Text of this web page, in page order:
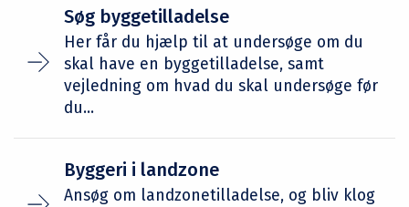
Søg byggetilladelse
Her får du hjælp til at undersøge om du
skal have en byggetilladelse, samt
vejledning om hvad du skal undersøge før
du...
Byggeri i landzone
Ansøg om landzonetilladelse, og bliv klog